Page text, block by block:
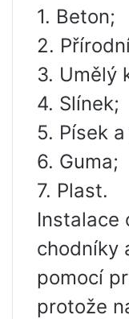
1. Beton;
2.
3. Umělý
4. Slínek;
5. Písek
6. Guma;
7. Plast.
Instalace
chodníky
pomocí
protože